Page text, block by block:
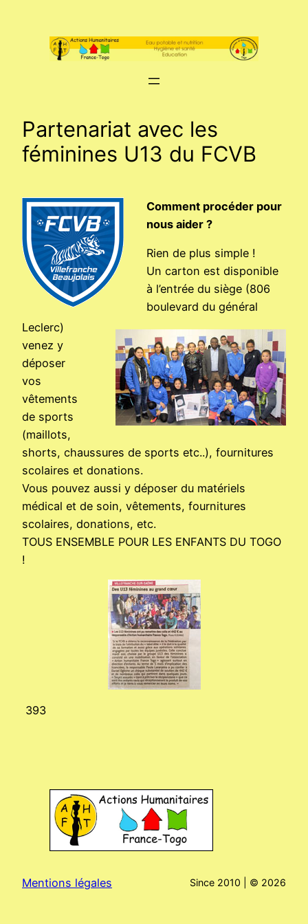
Partenariat avec les
féminines U13 du FCVB
Comment procéder pour
nous aider ?
Rien de plus simple !
Un carton est disponible
à l’entrée du siège (806
boulevard du général
Leclerc)
venez y
déposer
vos
vêtements
de sports
(maillots,
shorts, chaussures de sports etc..), fournitures
scolaires et donations.
Vous pouvez aussi y déposer du matériels
médical et de soin, vêtements, fournitures
scolaires, donations, etc.
TOUS ENSEMBLE POUR LES ENFANTS DU TOGO
!
393
Mentions légales Since 2010 | © 2026